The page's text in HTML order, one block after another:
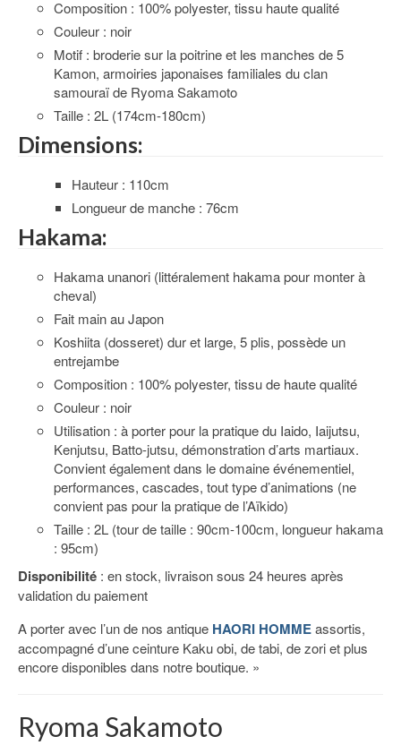
Composition : 100% polyester, tissu haute qualité
Couleur : noir
Motif : broderie sur la poitrine et les manches de 5
Kamon, armoiries japonaises familiales du clan
samouraï de Ryoma Sakamoto
Taille : 2L (174cm-180cm)
Dimensions:
Hauteur : 110cm
Longueur de manche : 76cm
Hakama:
Hakama unanori (littéralement hakama pour monter à
cheval)
Fait main au Japon
Koshiita (dosseret) dur et large, 5 plis, possède un
entrejambe
Composition : 100% polyester, tissu de haute qualité
Couleur : noir
Utilisation : à porter pour la pratique du Iaido, Iaijutsu,
Kenjutsu, Batto-jutsu, démonstration d’arts martiaux.
Convient également dans le domaine événementiel,
performances, cascades, tout type d’animations (ne
convient pas pour la pratique de l’Aïkido)
Taille : 2L (tour de taille : 90cm-100cm, longueur hakama
: 95cm)
Disponibilité : en stock, livraison sous 24 heures après
validation du paiement
A porter avec l’un de nos antique HAORI HOMMEassortis,
accompagné d’une ceinture Kaku obi, de tabi, de zori et plus
encore disponibles dans notre boutique. »
Ryoma Sakamoto